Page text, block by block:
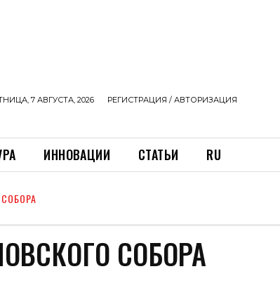
7 АВГУСТА, 2026 РЕГИСТРАЦИЯ / АВТОРИЗАЦИЯ
ИННОВАЦИИ СТАТЬИ RU
СОБОРА